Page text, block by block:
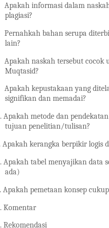
Apakah informasi dalam
plagiasi?
Pernahkah bahan serupa
lain?
Apakah naskah tersebut
Muqtasid?
Apakah kepustakaan yang
signifikan dan memadai?
Apakah metode dan
tujuan penelitian/tulisan?
Apakah kerangka berpikir logis
Apakah tabel menyajikan data
ada)
Apakah pemetaan konsep
Komentar
Rekomendasi